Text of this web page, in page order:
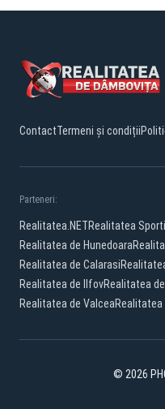
ContactTermeni și condiții
Parteneri:
Realitatea.NETRealitatea
Realitatea de Hunedoara
Realitatea de Calarasi
Realitatea de IlfovRealitatea
Realitatea de ValceaRealitatea
© 2026